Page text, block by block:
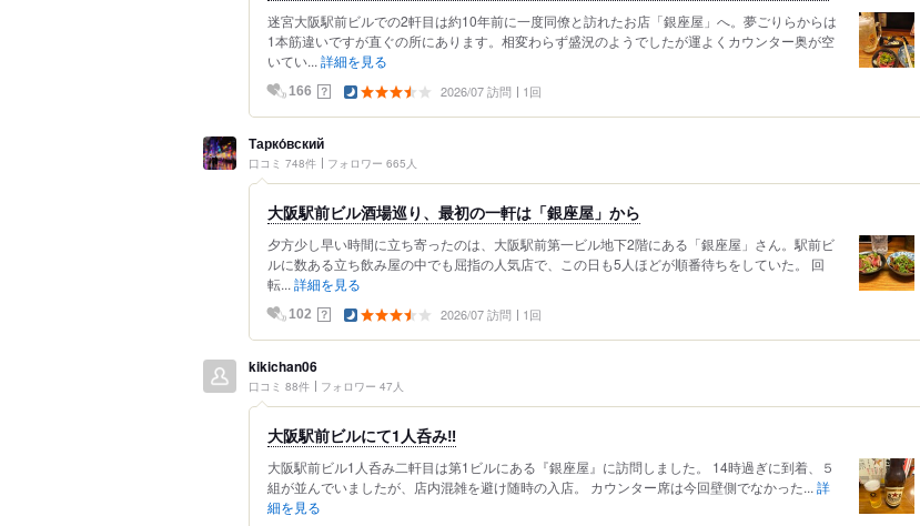
迷宮大阪駅前ビルでの2軒目は約10年前に一度同僚と訪れたお店「銀座屋」へ。夢ごりらからは
1本筋違いですが直ぐの所にあります。相変わらず盛況のようでしたが運よくカウンター奥が空
いてい... 詳細を見る
166 ？ 2026/07 訪問 1回
Тарко́вский
口コミ 748件 フォロワー 665人
大阪駅前ビル酒場巡り、最初の一軒は「銀座屋」から
夕方少し早い時間に立ち寄ったのは、大阪駅前第一ビル地下2階にある「銀座屋」さん。駅前ビ
ルに数ある立ち飲み屋の中でも屈指の人気店で、この日も5人ほどが順番待ちをしていた。 回
転... 詳細を見る
102 ？ 2026/07 訪問 1回
kikichan06
口コミ 88件 フォロワー 47人
大阪駅前ビルにて1人呑み‼️
大阪駅前ビル1人呑み二軒目は第1ビルにある『銀座屋』に訪問しました。 14時過ぎに到着、５
組が並んでいましたが、店内混雑を避け随時の入店。 カウンター席は今回壁側でなかった... 詳
細を見る